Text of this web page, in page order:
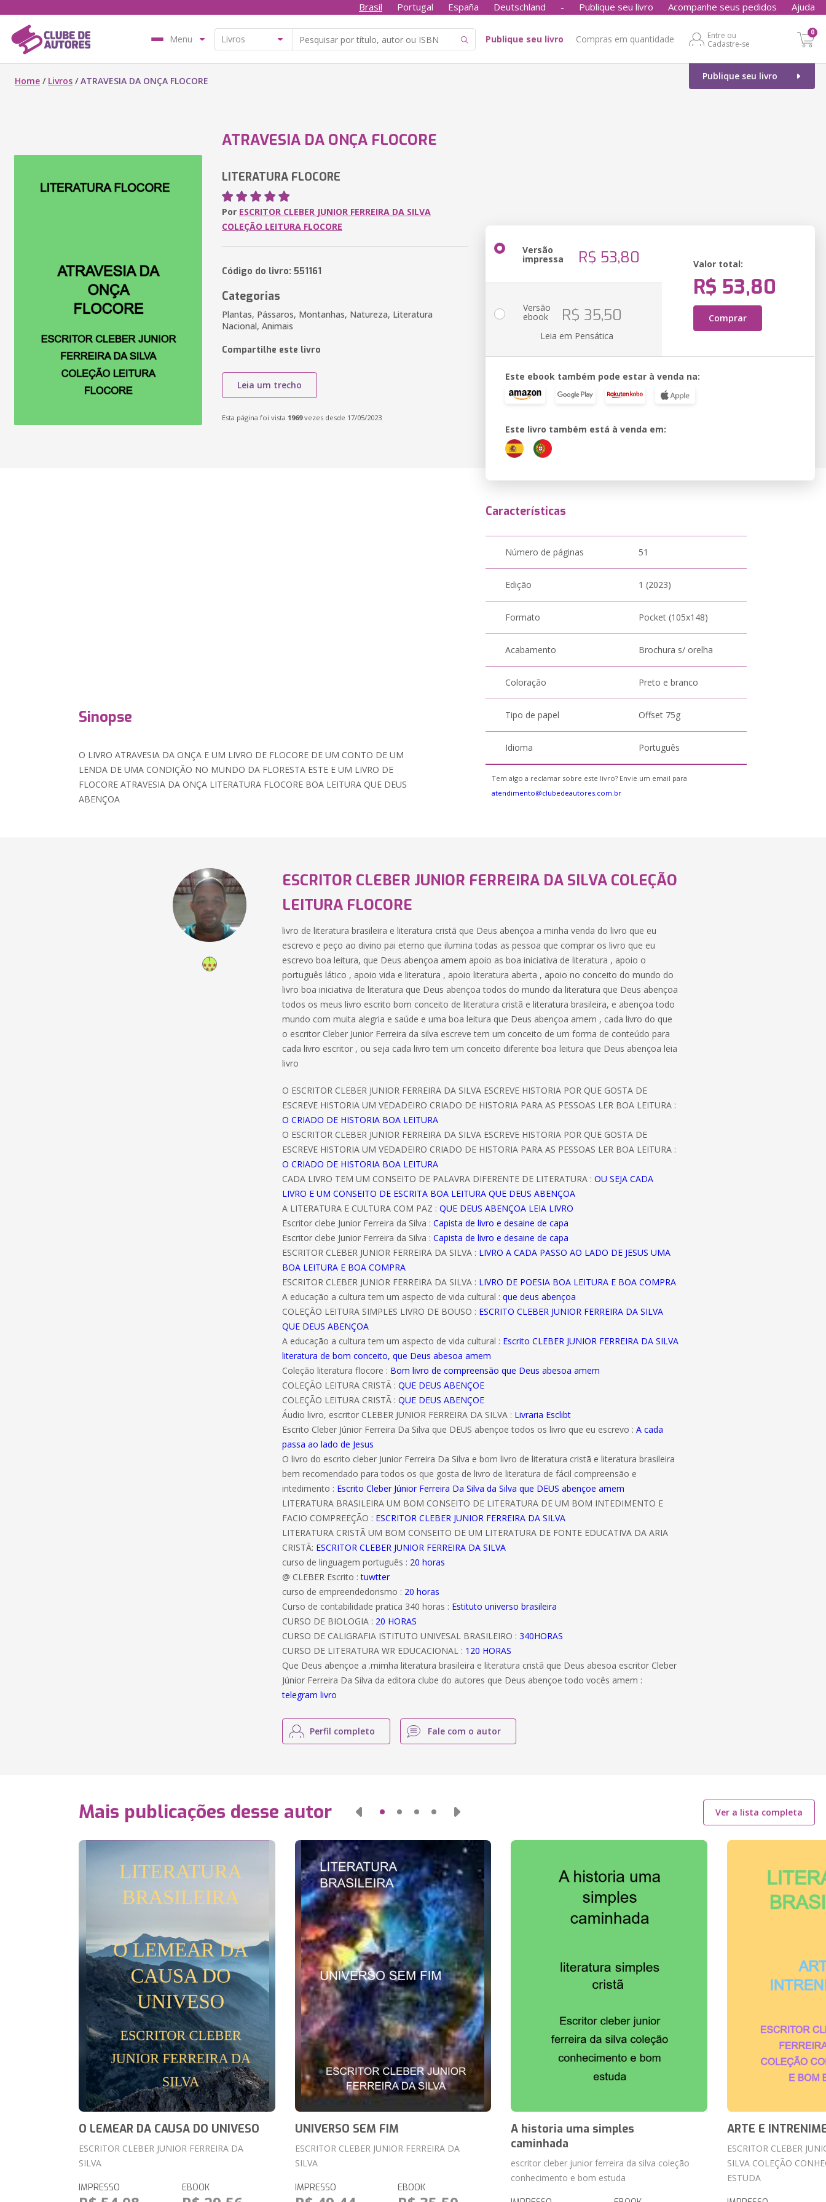
Brasil Portugal España Deutschland - Publique seu livro Acompanhe seus pedidos Ajuda
Menu Publique seu livro Compras em quantidade
Entre ou
Cadastre-se
0
Publique seu livro
Home / Livros /ATRAVESIA DA ONÇA FLOCORE
ATRAVESIA DA ONÇA FLOCORE
LITERATURA FLOCORE
Por ESCRITOR CLEBER JUNIOR FERREIRA DA SILVA
COLEÇÃO LEITURA FLOCORE
Código do livro: 551161
Categorias
Plantas, Pássaros, Montanhas, Natureza, Literatura
Nacional, Animais
Compartilhe este livro
Leia um trecho
Esta página foi vista 1969vezes desde 17/05/2023
Versão
impressa R$ 53,80 Valor total:
R$ 53,80
Comprar
Versão
ebook R$ 35,50
Leia em Pensática
Este ebook também pode estar à venda na:
Este livro também está à venda em:
Sinopse
O LIVRO ATRAVESIA DA ONÇA E UM LIVRO DE FLOCORE DE UM CONTO DE UM
LENDA DE UMA CONDIÇÃO NO MUNDO DA FLORESTA ESTE E UM LIVRO DE
FLOCORE ATRAVESIA DA ONÇA LITERATURA FLOCORE BOA LEITURA QUE DEUS
ABENÇOA
Características
Número de páginas 51
Edição 1 (2023)
Formato Pocket (105x148)
Acabamento Brochura s/ orelha
Coloração Preto e branco
Tipo de papel Offset 75g
Idioma Português
Tem algo a reclamar sobre este livro? Envie um email para
atendimento@clubedeautores.com.br
ESCRITOR CLEBER JUNIOR FERREIRA DA SILVA COLEÇÃO
LEITURA FLOCORE
livro de literatura brasileira e literatura cristã que Deus abençoa a minha venda do livro que eu
escrevo e peço ao divino pai eterno que ilumina todas as pessoa que comprar os livro que eu
escrevo boa leitura, que Deus abençoa amem apoio as boa iniciativa de literatura , apoio o
português lático , apoio vida e literatura , apoio literatura aberta , apoio no conceito do mundo do
livro boa iniciativa de literatura que Deus abençoa todos do mundo da literatura que Deus abençoa
todos os meus livro escrito bom conceito de literatura cristã e literatura brasileira, e abençoa todo
mundo com muita alegria e saúde e uma boa leitura que Deus abençoa amem , cada livro do que
o escritor Cleber Junior Ferreira da silva escreve tem um conceito de um forma de conteúdo para
cada livro escritor , ou seja cada livro tem um conceito diferente boa leitura que Deus abençoa leia
livro
O ESCRITOR CLEBER JUNIOR FERREIRA DA SILVA ESCREVE HISTORIA POR QUE GOSTA DE
ESCREVE HISTORIA UM VEDADEIRO CRIADO DE HISTORIA PARA AS PESSOAS LER BOA LEITURA :
O CRIADO DE HISTORIA BOA LEITURA
O ESCRITOR CLEBER JUNIOR FERREIRA DA SILVA ESCREVE HISTORIA POR QUE GOSTA DE
ESCREVE HISTORIA UM VEDADEIRO CRIADO DE HISTORIA PARA AS PESSOAS LER BOA LEITURA :
O CRIADO DE HISTORIA BOA LEITURA
CADA LIVRO TEM UM CONSEITO DE PALAVRA DIFERENTE DE LITERATURA :OU SEJA CADA
LIVRO E UM CONSEITO DE ESCRITA BOA LEITURA QUE DEUS ABENÇOA
A LITERATURA E CULTURA COM PAZ :QUE DEUS ABENÇOA LEIA LIVRO
Escritor clebe Junior Ferreira da Silva :Capista de livro e desaine de capa
Escritor clebe Junior Ferreira da Silva :Capista de livro e desaine de capa
ESCRITOR CLEBER JUNIOR FERREIRA DA SILVA : LIVRO A CADA PASSO AO LADO DE JESUS UMA
BOA LEITURA E BOA COMPRA
ESCRITOR CLEBER JUNIOR FERREIRA DA SILVA : LIVRO DE POESIA BOA LEITURA E BOA COMPRA
A educação a cultura tem um aspecto de vida cultural :que deus abençoa
COLEÇÃO LEITURA SIMPLES LIVRO DE BOUSO : ESCRITO CLEBER JUNIOR FERREIRA DA SILVA
QUE DEUS ABENÇOA
A educação a cultura tem um aspecto de vida cultural : Escrito CLEBER JUNIOR FERREIRA DA SILVA
literatura de bom conceito, que Deus abesoa amem
Coleção literatura flocore : Bom livro de compreensão que Deus abesoa amem
COLEÇÃO LEITURA CRISTÃ :QUE DEUS ABENÇOE
COLEÇÃO LEITURA CRISTÃ :QUE DEUS ABENÇOE
Áudio livro, escritor CLEBER JUNIOR FERREIRA DA SILVA : Livraria Esclibt
Escrito Cleber Júnior Ferreira Da Silva que DEUS abençoe todos os livro que eu escrevo :A cada
passa ao lado de Jesus
O livro do escrito cleber Junior Ferreira Da Silva e bom livro de literatura cristã e literatura brasileira
bem recomendado para todos os que gosta de livro de literatura de fácil compreensão e
intedimento : Escrito Cleber Júnior Ferreira Da Silva da Silva que DEUS abençoe amem
LITERATURA BRASILEIRA UM BOM CONSEITO DE LITERATURA DE UM BOM INTEDIMENTO E
FACIO COMPREEÇÃO : ESCRITOR CLEBER JUNIOR FERREIRA DA SILVA
LITERATURA CRISTÃ UM BOM CONSEITO DE UM LITERATURA DE FONTE EDUCATIVA DA ARIA
CRISTÃ: ESCRITOR CLEBER JUNIOR FERREIRA DA SILVA
curso de linguagem português : 20 horas
@ CLEBER Escrito :tuwtter
curso de empreendedorismo : 20 horas
Curso de contabilidade pratica 340 horas : Estituto universo brasileira
CURSO DE BIOLOGIA : 20 HORAS
CURSO DE CALIGRAFIA ISTITUTO UNIVESAL BRASILEIRO :340HORAS
CURSO DE LITERATURA WR EDUCACIONAL : 120 HORAS
Que Deus abençoe a .mimha literatura brasileira e literatura cristã que Deus abesoa escritor Cleber
Júnior Ferreira Da Silva da editora clube do autores que Deus abençoe todo vocês amem :
telegram livro
Perfil completo Fale com o autor
Mais publicações desse autor Ver a lista completa
O LEMEAR DA CAUSA DO UNIVESO
ESCRITOR CLEBER JUNIOR FERREIRA DA
SILVA
IMPRESSO EBOOK
UNIVERSO SEM FIM
ESCRITOR CLEBER JUNIOR FERREIRA DA
SILVA
IMPRESSO EBOOK
A historia uma simples
caminhada
escritor cleber junior ferreira da silva coleção
conhecimento e bom estuda
ARTE E
ESCRITOR CLEBER
SILVA COLEÇÃO
ESTUDA